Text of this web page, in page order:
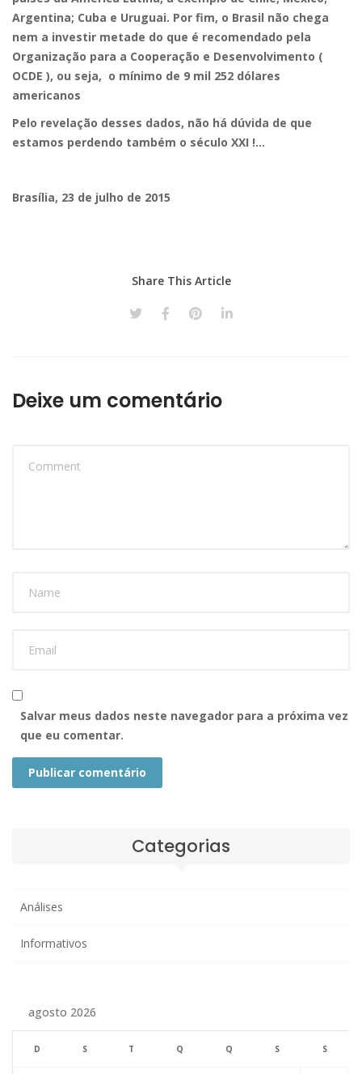
Argentina; Cuba e Uruguai. Por fim, o Brasil não chega
nem a investir metade do que é recomendado pela
Organização para a Cooperação e Desenvolvimento (
OCDE ), ou seja, o mínimo de 9 mil 252 dólares
americanos
Pelo revelação desses dados, não há dúvida de que
estamos perdendo também o século XXI !…
Brasília, 23 de julho de 2015
Share This Article
Deixe um comentário
Salvar meus dados neste navegador para a próxima vez
que eu comentar.
Publicar comentário
Categorias
Análises
Informativos
agosto 2026
D S T Q Q S S